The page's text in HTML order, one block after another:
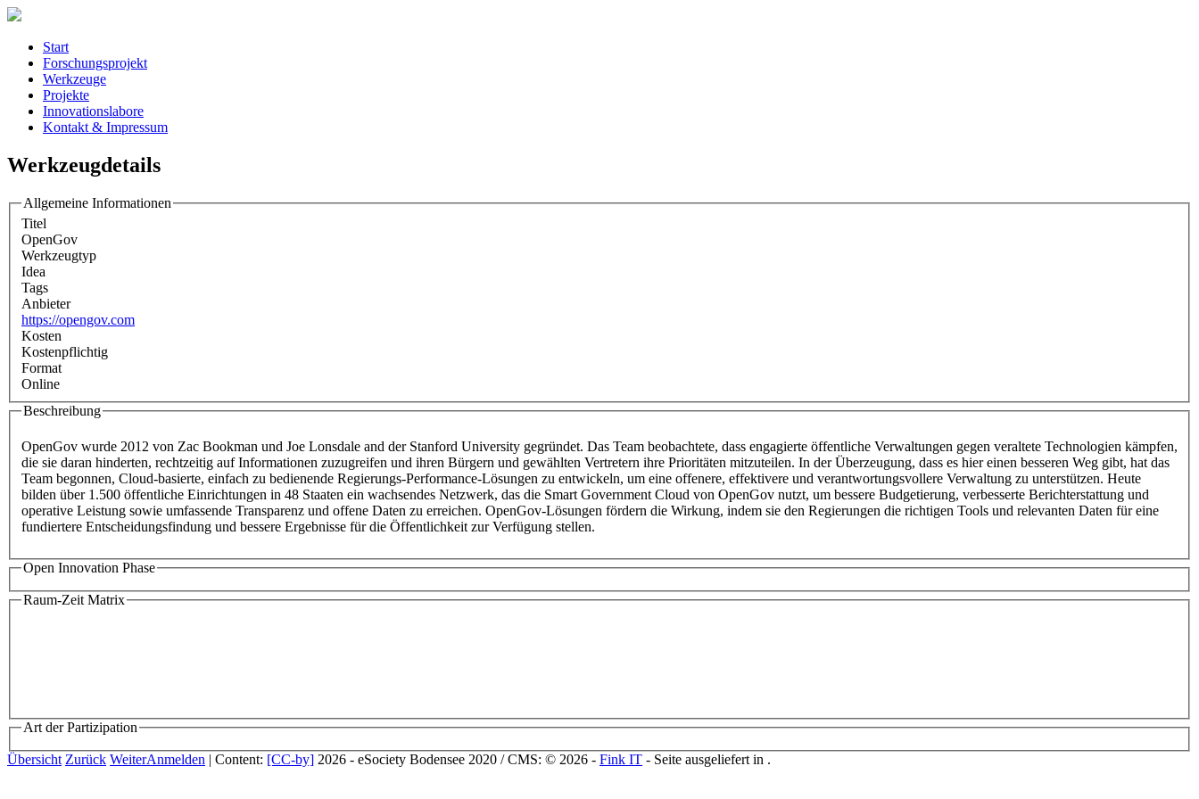
Start
Forschungsprojekt
Werkzeuge
Projekte
Innovationslabore
Kontakt & Impressum
Werkzeugdetails
Allgemeine Informationen
Titel
OpenGov
Werkzeugtyp
Idea
Tags
Anbieter
https://opengov.com
Kosten
Kostenpflichtig
Format
Online
Beschreibung
OpenGov wurde 2012 von Zac Bookman und Joe Lonsdale and der Stanford University gegründet. Das Team beobachtete, dass engagierte öffentliche Verwaltungen gegen veraltete Technologien kämpfen,
die sie daran hinderten, rechtzeitig auf Informationen zuzugreifen und ihren Bürgern und gewählten Vertretern ihre Prioritäten mitzuteilen. In der Überzeugung, dass es hier einen besseren Weg gibt, hat das
Team begonnen, Cloud-basierte, einfach zu bedienende Regierungs-Performance-Lösungen zu entwickeln, um eine offenere, effektivere und verantwortungsvollere Verwaltung zu unterstützen. Heute
bilden über 1.500 öffentliche Einrichtungen in 48 Staaten ein wachsendes Netzwerk, das die Smart Government Cloud von OpenGov nutzt, um bessere Budgetierung, verbesserte Berichterstattung und
operative Leistung sowie umfassende Transparenz und offene Daten zu erreichen. OpenGov-Lösungen fördern die Wirkung, indem sie den Regierungen die richtigen Tools und relevanten Daten für eine
fundiertere Entscheidungsfindung und bessere Ergebnisse für die Öffentlichkeit zur Verfügung stellen.
Open Innovation Phase
Raum-Zeit Matrix
Art der Partizipation
Übersicht Zurück WeiterAnmelden | Content: [CC-by] 2026 - eSociety Bodensee 2020 / CMS: © 2026 - Fink IT - Seite ausgeliefert in .